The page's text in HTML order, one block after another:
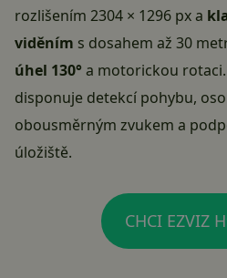
rozlišením 2304 × 1296 px a
viděním s dosahem až 30
úhel 130° a motorickou rotaci.
disponuje detekcí pohybu,
obousměrným zvukem a
úložiště.
CHCI EZVIZ